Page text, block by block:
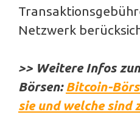
Netzwerk
>> Weitere Infos
Börsen: Bitcoin-
sie und welche sind